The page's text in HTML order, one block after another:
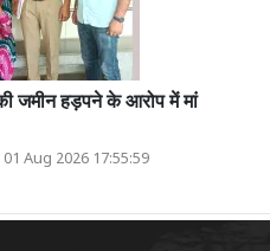
जमीन हड़पने के आरोप में मां
Aug 2026 17:55:59